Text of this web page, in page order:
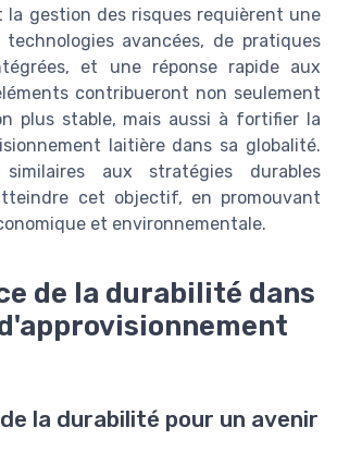
la gestion des risques requièrent une
technologies avancées, de pratiques
et une réponse rapide aux
contribueront non seulement
plus stable, mais aussi à fortifier la
laitière dans sa globalité.
aux stratégies durables
cet objectif, en promouvant
et environnementale.
de la durabilité dans
la durabilité pour un avenir